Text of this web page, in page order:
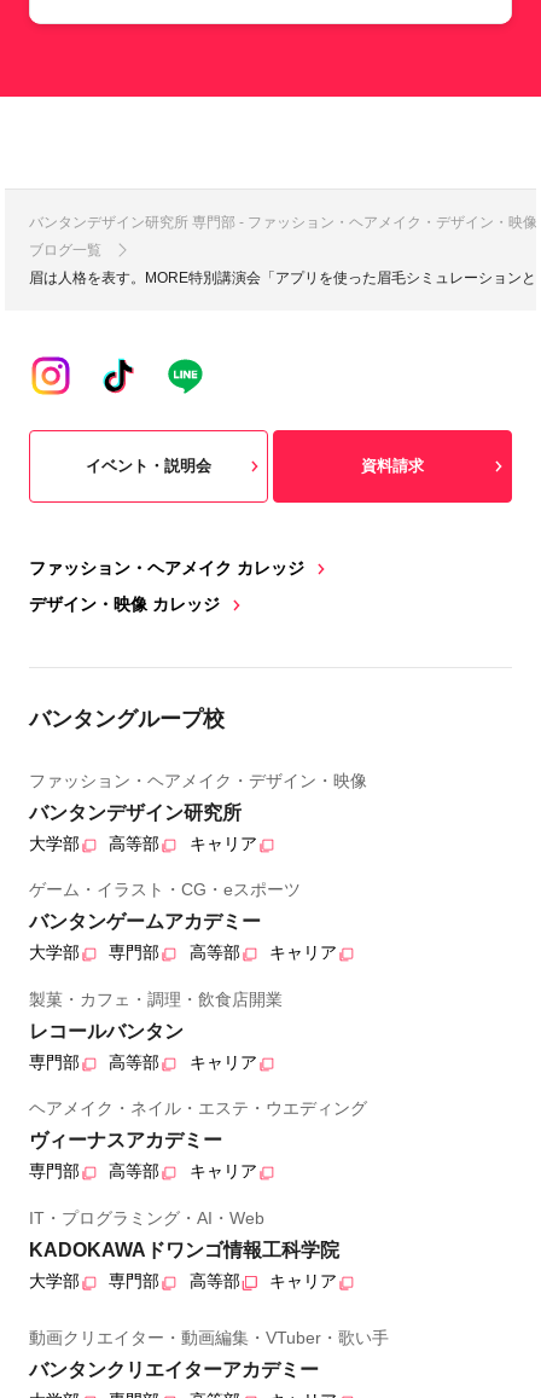
バンタンデザイン研究所 専門部 - ファッション・ヘアメイク・デザイン・映
ブログ一覧
眉は人格を表す。MORE特別講演会「アプリを使った眉毛シミュレーション
ファッション・ヘアメイク カレッジ
デザイン・映像 カレッジ
イベント・説明会 資料請求
バンタングループ校
ファッション・ヘアメイク・デザイン・映像
バンタンデザイン研究所
大学部 高等部 キャリア
ゲーム・イラスト・CG・eスポーツ
バンタンゲームアカデミー
大学部 専門部 高等部 キャリア
製菓・カフェ・調理・飲食店開業
レコールバンタン
専門部 高等部 キャリア
ヘアメイク・ネイル・エステ・ウエディング
ヴィーナスアカデミー
専門部 高等部 キャリア
IT・プログラミング・AI・Web
KADOKAWAドワンゴ情報工科学院
大学部 専門部 高等部 キャリア
動画クリエイター・動画編集・VTuber・歌い手
バンタンクリエイターアカデミー